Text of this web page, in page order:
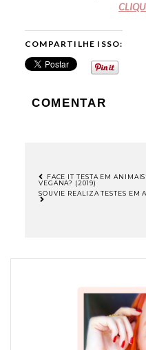
COMPARTILHE ISSO:
COMENTAR
POST
FACE IT TESTA EM
VEGANA? (2019)
SOUVIE REALIZA TESTES EM